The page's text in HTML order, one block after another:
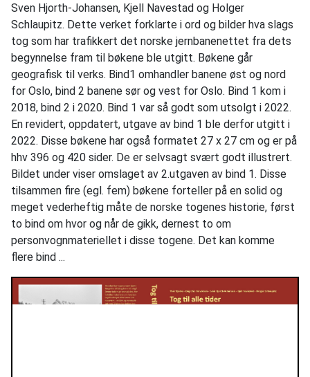
Sven Hjorth-Johansen, Kjell Navestad og Holger
Schlaupitz. Dette verket forklarte i ord og bilder hva slags
tog som har trafikkert det norske jernbanenettet fra dets
begynnelse fram til bøkene ble utgitt. Bøkene går
geografisk til verks. Bind1 omhandler banene øst og nord
for Oslo, bind 2 banene sør og vest for Oslo. Bind 1 kom i
2018, bind 2 i 2020. Bind 1 var så godt som utsolgt i 2022.
En revidert, oppdatert, utgave av bind 1 ble derfor utgitt i
2022. Disse bøkene har også formatet 27 x 27 cm og er på
hhv 396 og 420 sider. De er selvsagt svært godt illustrert.
Bildet under viser omslaget av 2.utgaven av bind 1. Disse
tilsammen fire (egl. fem) bøkene forteller på en solid og
meget vederheftig måte de norske togenes historie, først
to bind om hvor og når de gikk, dernest to om
personvognmateriellet i disse togene. Det kan komme
flere bind ...